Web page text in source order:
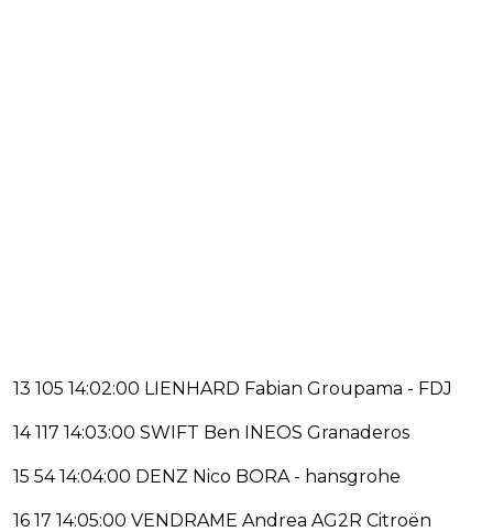
13 105 14:02:00 LIENHARD Fabian Groupama - FDJ
14 117 14:03:00 SWIFT Ben INEOS Granaderos
15 54 14:04:00 DENZ Nico BORA - hansgrohe
16 17 14:05:00 VENDRAME Andrea AG2R Citroën